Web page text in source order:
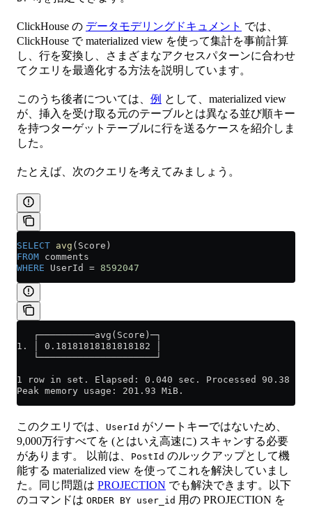
ClickHouse の データモデリングドキュメント では、
ClickHouse で materialized view を使って集計を事前計算
し、行を変換し、さまざまなアクセスパターンに合わせ
てクエリを最適化する方法を説明しています。
このうち後者については、 例 として、materialized view
が、挿入を受け取る元のテーブルとは異なる並び順キー
を持つターゲットテーブルに行を送るケースを紹介しま
した。
たとえば、次のクエリを考えてみましょう。
SELECT avg (Score)
FROM comments
WHERE UserId = 8592047
   ┌──────────avg(Score)─┐
1. │ 0.18181818181818182 │
   └─────────────────────┘
1 row in set. Elapsed: 0.040 sec. Processed 90.38
Peak memory usage: 201.93 MiB.
このクエリでは、 UserId がソートキーではないため、
9,000万行すべてを (とはいえ高速に) スキャンする必要
があります。 以前は、
PostId のルックアップとして機
能する materialized view を使ってこれを解決していまし
た。同じ問題は PROJECTION でも解決できます。以下
のコマンドは ORDER BY user_id 用の PROJECTION を